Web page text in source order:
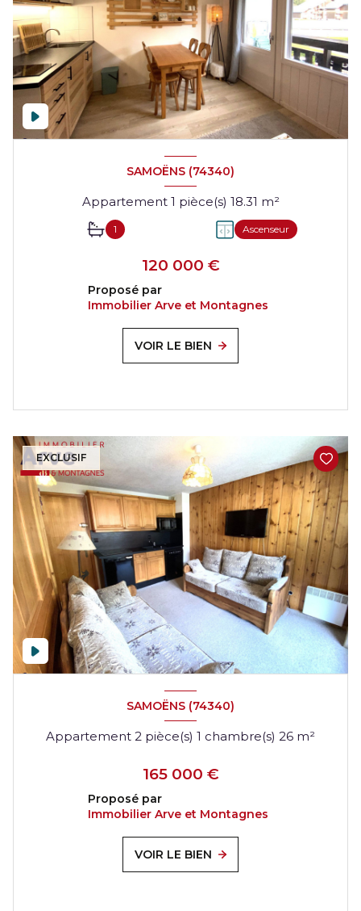
SAMOËNS (74340)
Appartement 1 pièce(s) 18.31 m²
1 Ascenseur
120 000 €
Proposé par
Immobilier Arve et Montagnes
VOIR LE BIEN
EXCLUSIF
SAMOËNS (74340)
Appartement 2 pièce(s) 1 chambre(s) 26 m²
165 000 €
Proposé par
Immobilier Arve et Montagnes
VOIR LE BIEN